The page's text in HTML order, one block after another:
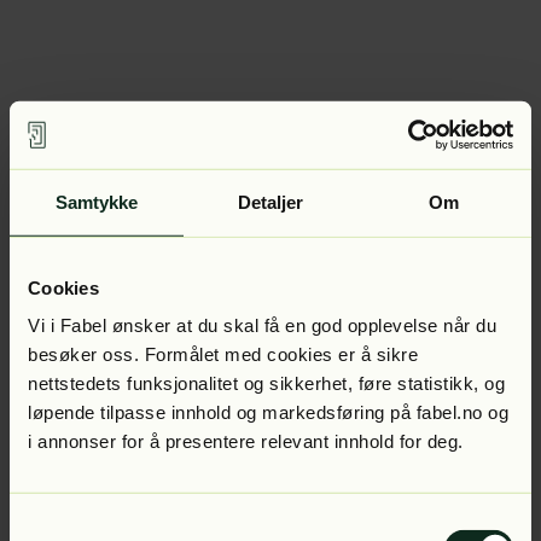
Samtykke Detaljer Om
Cookies
Vi i Fabel ønsker at du skal få en god opplevelse når du
besøker oss. Formålet med cookies er å sikre
nettstedets funksjonalitet og sikkerhet, føre statistikk, og
løpende tilpasse innhold og markedsføring på fabel.no og
i annonser for å presentere relevant innhold for deg.